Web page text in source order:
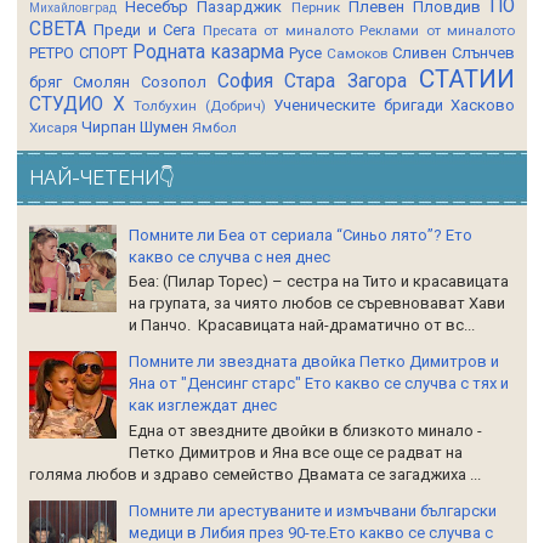
Михайловград Несебър Пазарджик Перник Плевен Пловдив
ПО
СВЕТА Преди и Сега Пресата от миналото Реклами от миналото
РЕТРО СПОРТ Родната казарма Русе Самоков Сливен Слънчев
бряг Смолян Созопол София Стара Загора СТАТИИ
СТУДИО Х Толбухин (Добрич) Ученическите бригади Хасково
Хисаря Чирпан Шумен Ямбол
НАЙ-ЧЕТЕНИ👇
Помните ли Беа от сериала “Синьо лято”? Ето
какво се случва с нея днес
Беа: (Пилар Торес) – сестра на Тито и красавицата
на групата, за чиято любов се съревновават Хави
и Панчо. Красавицата най-драматично от вс...
Помните ли звездната двойка Петко Димитров и
Яна от "Денсинг старс" Ето какво се случва с тях и
как изглеждат днес
Една от звездните двойки в близкото минало -
Петко Димитров и Яна все още се радват на
голяма любов и здраво семейство Двамата се загаджиха ...
Помните ли арестуваните и измъчвани български
медици в Либия през 90-те.Ето какво се случва с